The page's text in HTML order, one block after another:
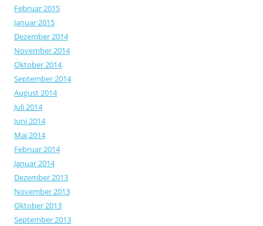
Februar 2015
Januar 2015
Dezember 2014
November 2014
Oktober 2014
September 2014
August 2014
Juli 2014
Juni 2014
Mai 2014
Februar 2014
Januar 2014
Dezember 2013
November 2013
Oktober 2013
September 2013